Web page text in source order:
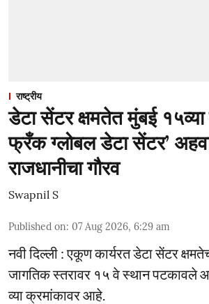
राष्ट्रीय
डेटा सेंटर क्षमतेत मुंबई १५व्या
फ्रँक ग्लोबल डेटा सेंटर’
राजधानीचा गौरव
Swapnil S
Published on: 07 Aug 2026, 6:29 am
नवी दिल्ली : एकूण कार्यरत डेटा सेंटर
जागतिक स्तरावर १५ वे स्थान पटकावले
व्या क्रमांकावर आहे.